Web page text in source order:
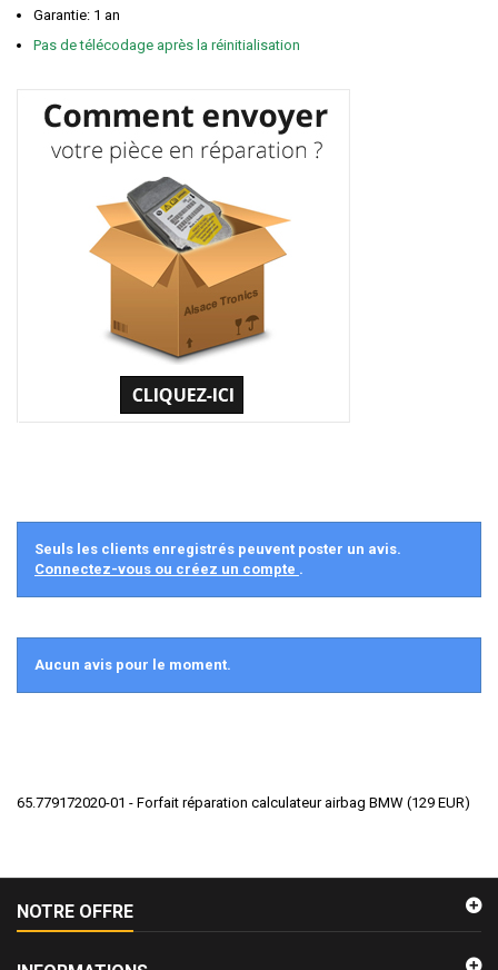
Garantie: 1 an
Pas de télécodage après la réinitialisation
Seuls les clients enregistrés peuvent poster un avis.
Connectez-vous ou créez un compte .
Aucun avis pour le moment.
65.779172020-01 - Forfait réparation calculateur airbag BMW (129 EUR)
NOTRE OFFRE